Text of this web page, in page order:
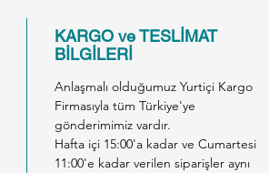
KARGO ve TESLİMAT
BİLGİLERİ
Anlaşmalı olduğumuz Yurtiçi Kargo
Firmasıyla tüm Türkiye'ye
gönderimimiz vardır.
Hafta içi 15:00'a kadar ve Cumartesi
11:00'e kadar verilen siparişler aynı